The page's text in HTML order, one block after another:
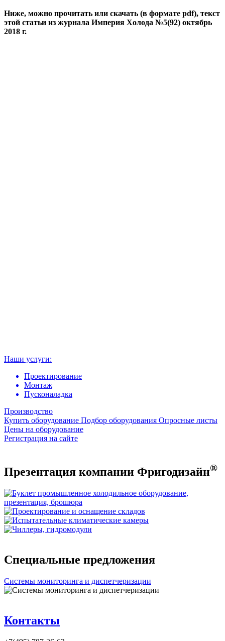
Ниже, можно прочитать или скачать (в формате pdf), текст
этой статьи из журнала Империя Холода №5(92) октябрь
2018 г.
Наши услуги:
Проектирование
Монтаж
Пусконаладка
Производство
Купить оборудование Подбор оборудования Опросные листы
Цены на оборудование
Регистрация на сайте
Презентация компании Фригодизайн®
Специальные предложения
Системы мониторинга и диспетчеризации
Контакты